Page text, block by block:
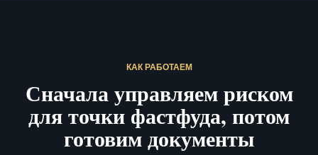
КАК РАБОТАЕМ
Сначала управляем риском
для точки фастфуда, потом
готовим документы